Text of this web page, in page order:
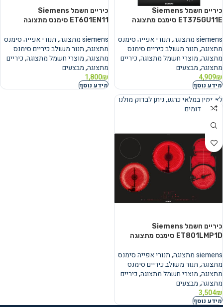
כיריים ‏חשמל Siemens
ET375GU11E סימנס מתצוגה
siemens מתצוגה ,תנורי אפייה סימנס
מתצוגה,תנור משולב כיריים סימנס
מתצוגה,מוצרי חשמל מתצוגה,כיריים
מתצוגה,מבצעים
4,909₪
מידע נוסף
כיריים ‏חשמל Siemens
ET601EN11 סימנס מתצוגה
siemens מתצוגה ,תנורי אפייה סימנס
מתצוגה,תנור משולב כיריים סימנס
מתצוגה,מוצרי חשמל מתצוגה,כיריים
מתצוגה,מבצעים
1,800₪
מידע נוסף
נמכר
לא זמין במלאי כרגע, ניתן לבדוק מולנו
מוצרים דומים
כיריים ‏חשמל Siemens
ET801LMP1D סימנס מתצוגה
siemens מתצוגה ,תנורי אפייה סימנס
מתצוגה,תנור משולב כיריים סימנס
מתצוגה,מוצרי חשמל מתצוגה,כיריים
מתצוגה,מבצעים
3,504₪
מידע נוסף